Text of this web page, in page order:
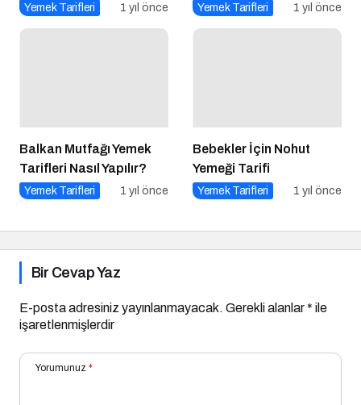
Yemek Tarifleri 1 yıl önce Yemek Tarifleri 1 yıl önce
Balkan Mutfağı Yemek
Tarifleri Nasıl Yapılır?
Yemek Tarifleri 1 yıl önce
Bebekler İçin Nohut
Yemeği Tarifi
Yemek Tarifleri 1 yıl önce
Bir Cevap Yaz
E-posta adresiniz yayınlanmayacak. Gerekli alanlar* ile
işaretlenmişlerdir
Yorumunuz *